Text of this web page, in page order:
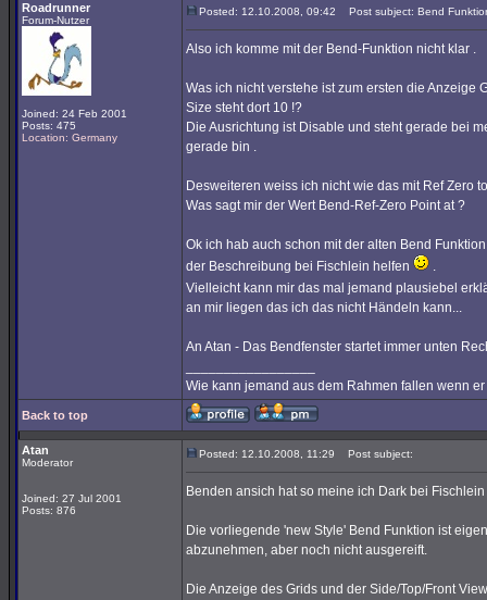
Roadrunner
Forum-Nutzer
Joined: 24 Feb 2001
Posts: 475
Location: Germany
Posted: 12.10.2008, 09:42 Post subject: Bend
Also ich komme mit der Bend-Funktion nicht klar .
Was ich nicht verstehe ist zum ersten die
Size steht dort 10 !?
Die Ausrichtung ist Disable und steht gerade bei
gerade bin .
Desweiteren weiss ich nicht wie das mit Ref Zero
Was sagt mir der Wert Bend-Ref-Zero Point at ?
Ok ich hab auch schon mit der alten Bend
der Beschreibung bei Fischlein helfen
.
Vielleicht kann mir das mal jemand plausiebel
an mir liegen das ich das nicht Händeln kann...
An Atan - Das Bendfenster startet immer unten
Wie kann jemand aus dem Rahmen fallen wenn
Back to top
Atan
Moderator
Joined: 27 Jul 2001
Posts: 876
Posted: 12.10.2008, 11:29 Post subject:
Benden ansich hat so meine ich Dark bei
Die vorliegende 'new Style' Bend Funktion ist
abzunehmen, aber noch nicht ausgereift.
Die Anzeige des Grids und der Side/Top/Front